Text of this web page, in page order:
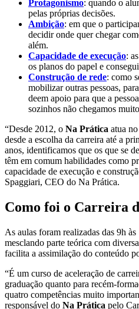
Protagonismo: quando o
pelas próprias decisões.
Ambição: em que o
decidir onde quer chegar
além.
Capacidade de execução:
os planos do papel e
Construção de rede: como
mobilizar outras pessoas,
deem apoio para que a
sozinhos não chegamos
“Desde 2012, o Na Prática atua
desde a escolha da carreira até a
anos, identificamos que os que se
têm em comum habilidades como
capacidade de execução e
Spaggiari, CEO do Na Prática.
Como foi o Carreira
As aulas foram realizadas das 9h
mesclando parte teórica com
facilita a assimilação do conteúdo
“É um curso de aceleração de
graduação quanto para recém-
quatro competências muito
responsável do Na Prática pelo